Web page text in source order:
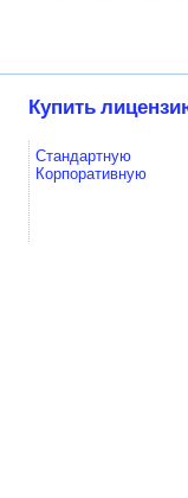
Купить
Стандартную
Корпоративную